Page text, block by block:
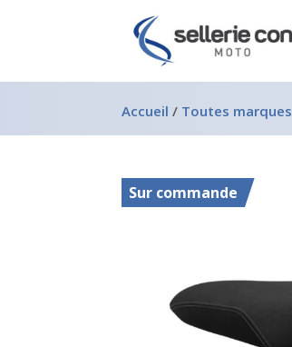
Accueil / Toutes marques
Sur commande